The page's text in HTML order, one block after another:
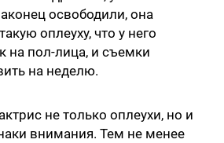
освободили, она
оплеуху, что у него
на пол-лица, и съемки
на неделю.
не только оплеухи, но и
внимания. Тем не менее